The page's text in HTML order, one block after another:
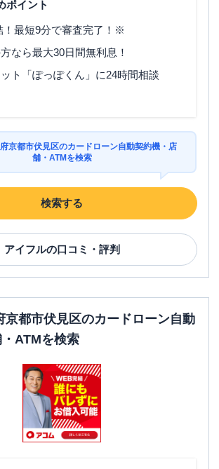
ポイント
！最短9分で審査完了！※
なら最大30日間無利息！
ト「ぽっぽくん」に24時間相談
京都市伏見区のカードローン自動契約機・店
舗・ATMを検索
検索する
アイフルの口コミ・評判
京都市伏見区のカードローン自動
ATMを検索